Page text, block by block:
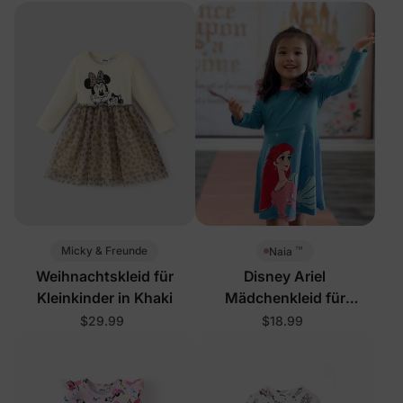
Micky & Freunde
Weihnachtskleid für
Kleinkinder in Khaki
$29.99
Naia ™
Disney Ariel
Mädchenkleid für
Kleinkinder in Blau
$18.99